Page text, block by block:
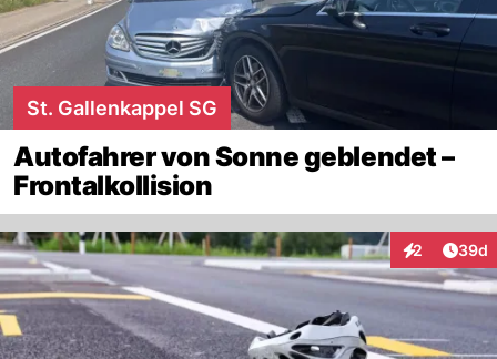
St. Gallenkappel SG
Autofahrer von Sonne geblendet –
Frontalkollision
2
Interaktionen
39d